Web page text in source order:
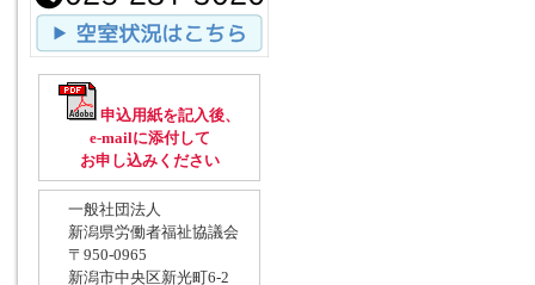
申込用紙を記入後、
e-mailに添付して
お申し込みください
一般社団法人
新潟県労働者福祉協議会
〒950-0965
新潟市中央区新光町6-2